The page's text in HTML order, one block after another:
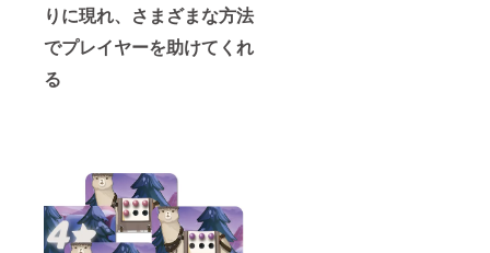
りに現れ、さまざまな方法
でプレイヤーを助けてくれ
る